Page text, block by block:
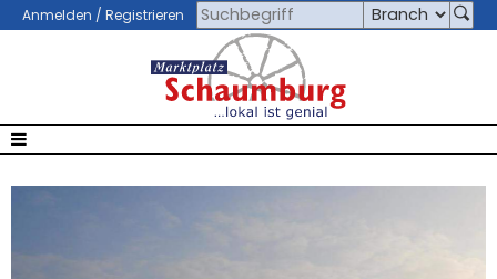
Anmelden / Registrieren